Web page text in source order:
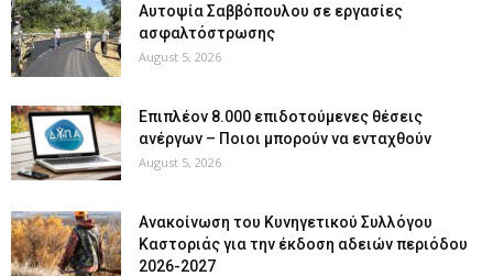
Αυτοψία Σαββόπουλου σε εργασίες
ασφαλτόστρωσης
August 5, 2026
Επιπλέον 8.000 επιδοτούμενες θέσεις
ανέργων – Ποιοι μπορούν να ενταχθούν
August 5, 2026
Ανακοίνωση του Κυνηγετικού Συλλόγου
Καστοριάς για την έκδοση αδειών περιόδου
2026-2027